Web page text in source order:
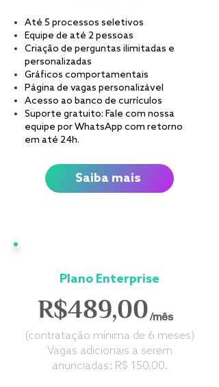
Até 5 processos seletivos
Equipe de até 2 pessoas
Criação de perguntas ilimitadas e
personalizadas
Gráficos comportamentais
Página de vagas personalizável
Acesso ao banco de currículos
Suporte gratuito: Fale com nossa
equipe por WhatsApp com retorno
em até 24h.
Saiba mais
Plano Enterprise
R$489,00/mês
(contratação mínima de 6 meses)
Vagas adicionais a serem
anunciadas: R$ 150,00.